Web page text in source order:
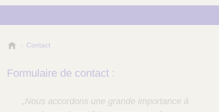
é
Contact
Formulaire de contact :
„Nous accordons une grande importance à